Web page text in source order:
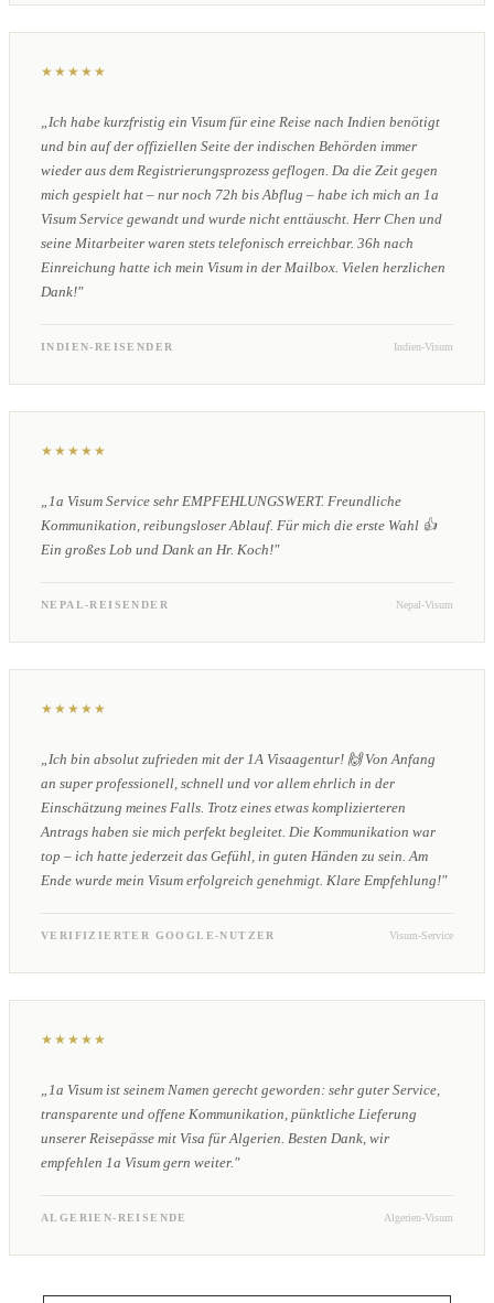
★★★★★
„Ich habe kurzfristig ein Visum für eine Reise nach Indien benötigt
und bin auf der offiziellen Seite der indischen Behörden immer
wieder aus dem Registrierungsprozess geflogen. Da die Zeit gegen
mich gespielt hat – nur noch 72h bis Abflug – habe ich mich an 1a
Visum Service gewandt und wurde nicht enttäuscht. Herr Chen und
seine Mitarbeiter waren stets telefonisch erreichbar. 36h nach
Einreichung hatte ich mein Visum in der Mailbox. Vielen herzlichen
Dank!"
INDIEN-REISENDER Indien-Visum
★★★★★
„1a Visum Service sehr EMPFEHLUNGSWERT. Freundliche
Kommunikation, reibungsloser Ablauf. Für mich die erste Wahl 👍
Ein großes Lob und Dank an Hr. Koch!"
NEPAL-REISENDER Nepal-Visum
★★★★★
„Ich bin absolut zufrieden mit der 1A Visaagentur! 🙌 Von Anfang
an super professionell, schnell und vor allem ehrlich in der
Einschätzung meines Falls. Trotz eines etwas komplizierteren
Antrags haben sie mich perfekt begleitet. Die Kommunikation war
top – ich hatte jederzeit das Gefühl, in guten Händen zu sein. Am
Ende wurde mein Visum erfolgreich genehmigt. Klare Empfehlung!"
VERIFIZIERTER GOOGLE-NUTZER Visum-Service
★★★★★
„1a Visum ist seinem Namen gerecht geworden: sehr guter Service,
transparente und offene Kommunikation, pünktliche Lieferung
unserer Reisepässe mit Visa für Algerien. Besten Dank, wir
empfehlen 1a Visum gern weiter."
ALGERIEN-REISENDE Algerien-Visum